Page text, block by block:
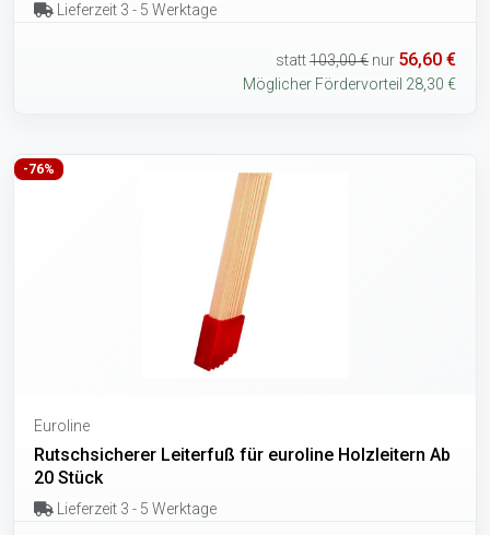
Lieferzeit 3 - 5 Werktage
statt103,00 € nur 56,60 €
Möglicher Fördervorteil 28,30 €
-76%
Euroline
Rutschsicherer Leiterfuß für euroline Holzleitern Ab
20 Stück
Lieferzeit 3 - 5 Werktage